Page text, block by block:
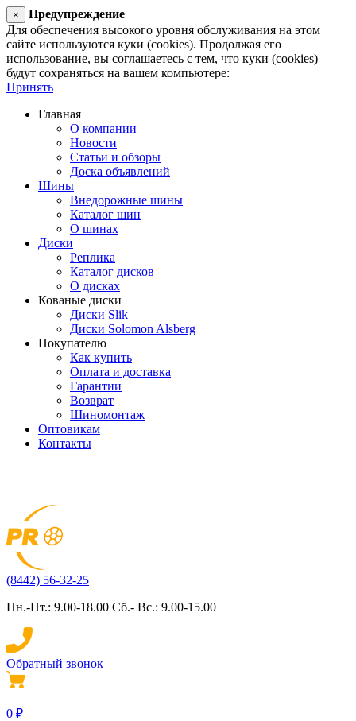
×
Предупреждение
Для обеспечения высокого уровня обслуживания на этом
сайте используются куки (cookies). Продолжая его
использование, вы соглашаетесь с тем, что куки (cookies)
будут сохраняться на вашем компьютере:
Принять
Главная
О компании
Новости
Статьи и обзоры
Доска объявлений
Шины
Внедорожные шины
Каталог шин
О шинах
Диски
Реплика
Каталог дисков
О дисках
Кованые диски
Диски Slik
Диски Solomon Alsberg
Покупателю
Как купить
Оплата и доставка
Гарантии
Возврат
Шиномонтаж
Оптовикам
Контакты
(8442) 56-32-25
Пн.-Пт.: 9.00-18.00 Сб.- Вс.: 9.00-15.00
Обратный звонок
0 ₽